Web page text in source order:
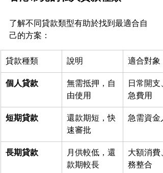
了解不同貸款類型有助於找到最適合自
己的方案：
貸款種類 說明 適合對象
個人貸款
無需抵押，自
由使用
日常開支
急費用
短期貸款
還款期短，快
速審批
急需資金
長期貸款
月供較低，還
款期較長
大額消費
務整合